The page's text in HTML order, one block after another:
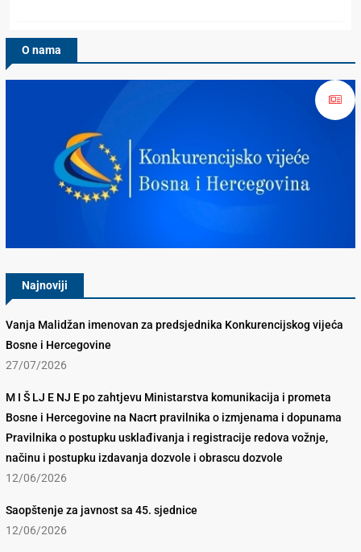
O nama
Najnoviji
Vanja Malidžan imenovan za predsjednika Konkurencijskog vijeća
Bosne i Hercegovine
27/07/2026
M I Š LJ E NJ E po zahtjevu Ministarstva komunikacija i prometa
Bosne i Hercegovine na Nacrt pravilnika o izmjenama i dopunama
Pravilnika o postupku usklađivanja i registracije redova vožnje,
načinu i postupku izdavanja dozvole i obrascu dozvole
12/06/2026
Saopštenje za javnost sa 45. sjednice
12/06/2026